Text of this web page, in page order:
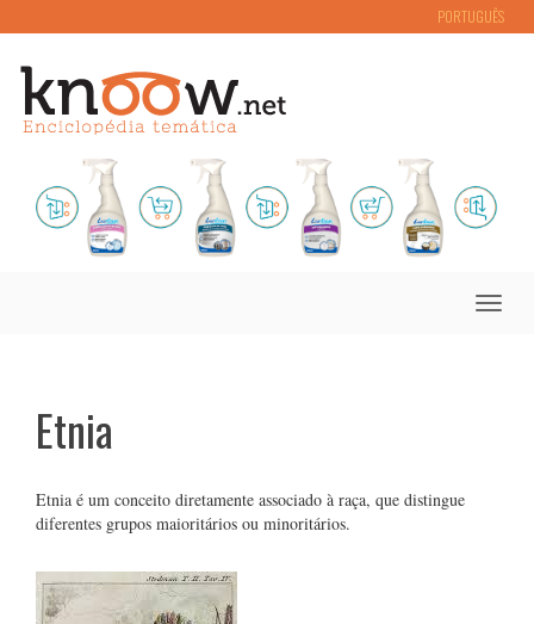
PORTUGUÊS
Toggle
Etnia
Etnia é um conceito diretamente associado à raça, que distingue
diferentes grupos maioritários ou minoritários.